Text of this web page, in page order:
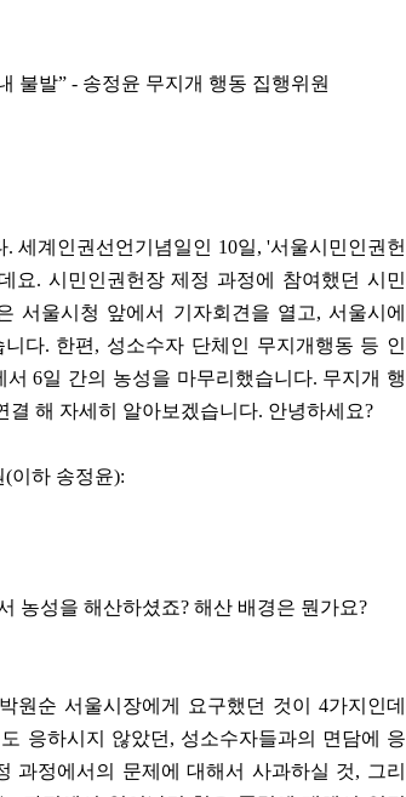
불발” - 송정윤 무지개 행동 집행위원
세계인권선언기념일인 10일, '서울시민인권헌
요. 시민인권헌장 제정 과정에 참여했던 시민
서울시청 앞에서 기자회견을 열고, 서울시에
다. 한편, 성소수자 단체인 무지개행동 등 인
6일 간의 농성을 마무리했습니다. 무지개 행
결 해 자세히 알아보겠습니다. 안녕하세요?
이하 송정윤):
농성을 해산하셨죠? 해산 배경은 뭔가요?
원순 서울시장에게 요구했던 것이 4가지인데
응하시지 않았던, 성소수자들과의 면담에 응
과정에서의 문제에 대해서 사과하실 것, 그리